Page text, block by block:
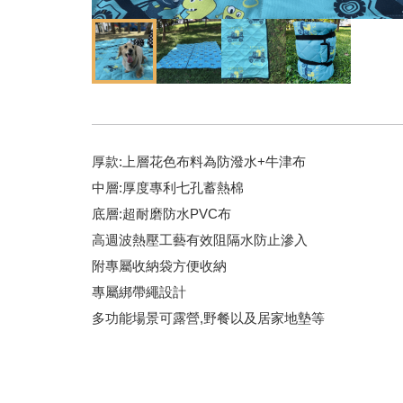
露營野餐墊
厚款:上層花色布料為防潑水+牛津布
中層:厚度專利七孔蓄熱棉
底層:超耐磨防水PVC布
高週波熱壓工藝有效阻隔水防止滲入
附專屬收納袋方便收納
專屬綁帶繩設計
多功能場景可露營,野餐以及居家地墊等